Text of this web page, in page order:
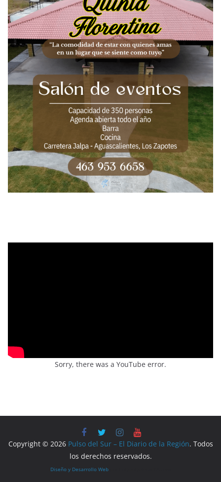
Sorry, there was a YouTube error.
Copyright © 2026 Pulso del Sur – El Diario de la Región. Todos
los derechos reservados.
Diseño y Desarrollo Web